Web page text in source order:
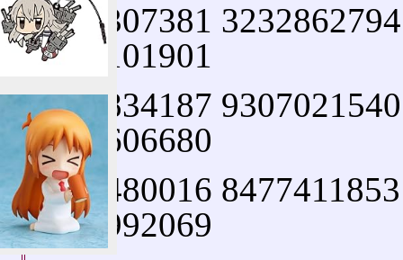
5956307381
9525101901
1573834187
7614606680
8226480016
7744992069